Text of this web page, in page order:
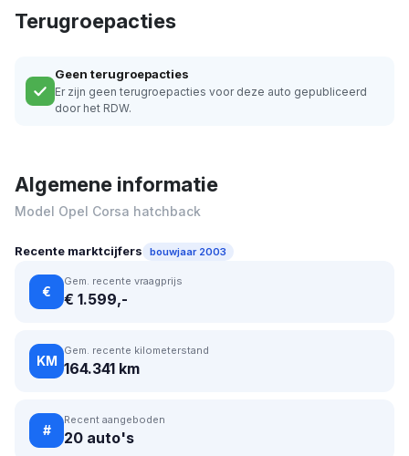
Terugroepacties
Geen terugroepacties
Er zijn geen terugroepacties voor deze auto gepubliceerd
door het RDW.
Algemene informatie
Model Opel Corsa hatchback
Recente marktcijfers bouwjaar 2003
€
Gem. recente vraagprijs
€ 1.599,-
KM
Gem. recente kilometerstand
164.341 km
#
Recent aangeboden
20 auto's